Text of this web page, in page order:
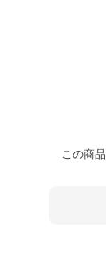
この商品